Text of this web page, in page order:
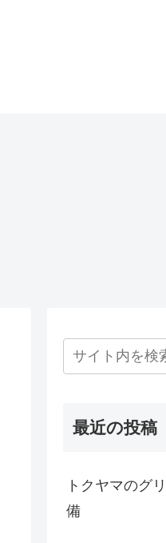
最近の投稿
トクヤマのグ
備